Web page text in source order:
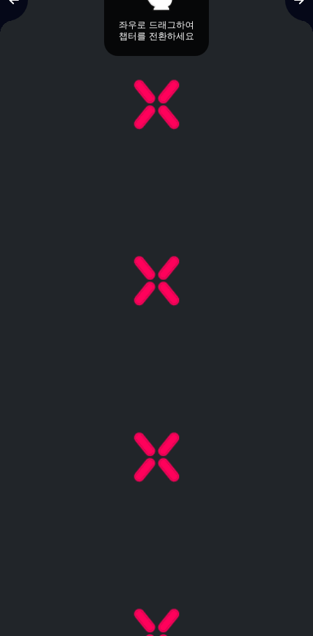
좌우로 드래그하여
챕터를 전환하세요